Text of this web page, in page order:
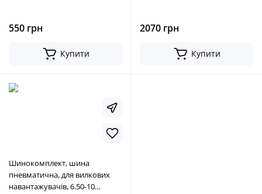
550 грн
Купити
2070 грн
Купити
Шинокомплект, шина
пневматична, для вилкових
навантажувачів, 6.50-10